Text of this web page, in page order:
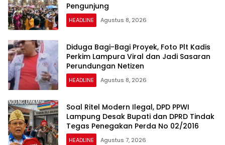
Pengunjung
HEADLINE Agustus 8, 2026
Diduga Bagi-Bagi Proyek, Foto Plt Kadis
Perkim Lampura Viral dan Jadi Sasaran
Perundungan Netizen
HEADLINE Agustus 8, 2026
Soal Ritel Modern Ilegal, DPD PPWI
Lampung Desak Bupati dan DPRD Tindak
Tegas Penegakan Perda No 02/2016
HEADLINE Agustus 7, 2026